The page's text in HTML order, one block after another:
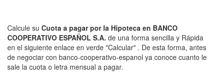
Calcule su Cuota a pagar por la Hipoteca en BANCO
COOPERATIVO ESPAÑOL S.A. de una forma sencilla y Rápida
en el siguiente enlace en verde "Calcular" . De esta forma, antes
de negociar con banco-cooperativo-espanol ya conoce cuanto le
sale la cuota o letra mensual a pagar.